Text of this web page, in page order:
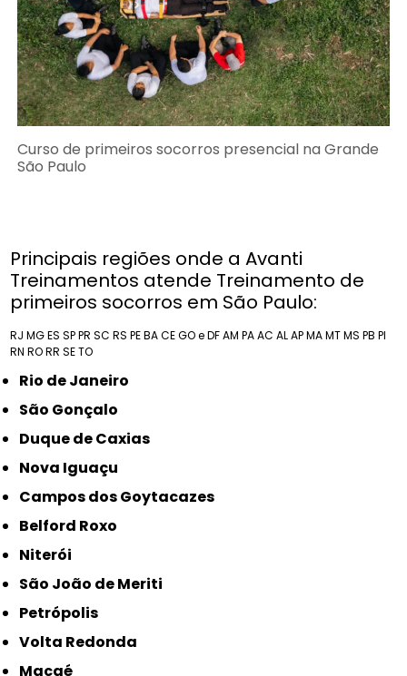
Curso de primeiros socorros presencial na Grande
São Paulo
Principais regiões onde a Avanti
Treinamentos atende Treinamento de
primeiros socorros em São Paulo:
RJ MGES SPPR SC RS PEBACEGO e DFAM PAAC ALAPMAMTMS PB PI
RN RORR SETO
Rio de Janeiro
São Gonçalo
Duque de Caxias
Nova Iguaçu
Campos dos Goytacazes
Belford Roxo
Niterói
São João de Meriti
Petrópolis
Volta Redonda
Macaé